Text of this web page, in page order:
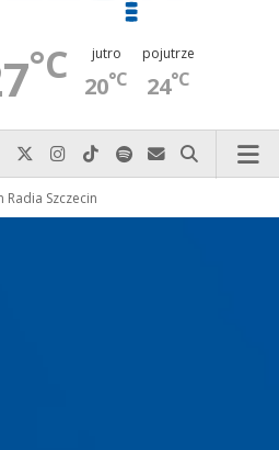
°C jutro
20°C
pojutrze
24°C
po prostu do nas zadzwoń
Odwiedź nas na Facebook-u
Odwiedź nas na X
Odwiedź nas na Instagram-ie
Odwiedź nas na TikTok-u
Szukaj nas na Spotify
Wyślij do nas
Szukaj
Radia Szczecin